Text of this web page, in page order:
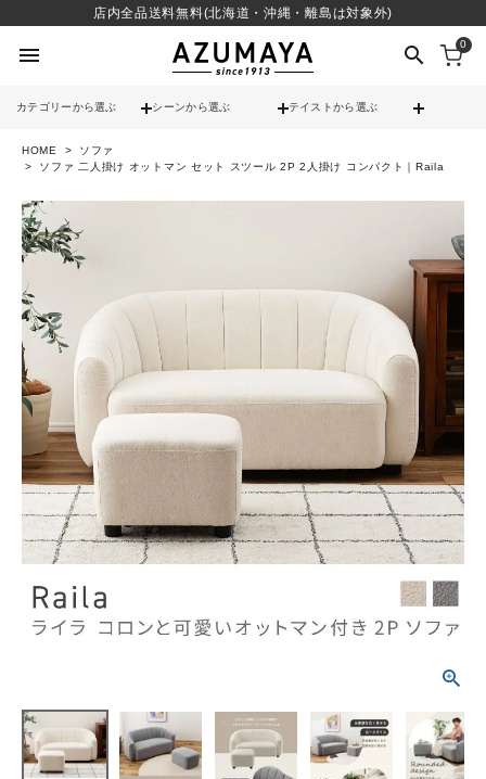
店内全品送料無料(北海道・沖縄・離島は対象外)
menu search 0
カテゴリーから選ぶ シーンから選ぶ テイストから選ぶ
check 送料無料
check
※営業日(平日)に限る
contact_support よくある質問
call 052-241-3103
schedule
ACCOUNT MENU
meeting_room ログイン person 会員登録
シーンから選ぶ
HOME
ソファ
ソファ 二人掛け オットマン セット スツール 2P 2人掛け コンパクト｜Raila